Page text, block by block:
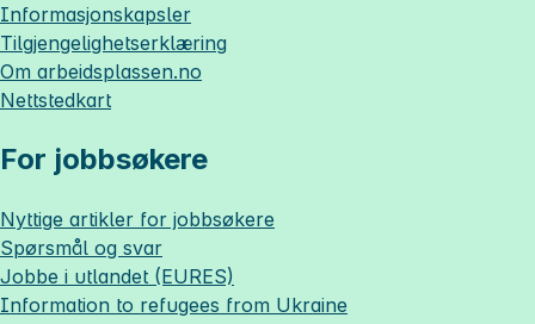
Informasjonskapsler
Tilgjengelighetserklæring
Om arbeidsplassen.no
Nettstedkart
For jobbsøkere
Nyttige artikler for jobbsøkere
Spørsmål og svar
Jobbe i utlandet (EURES)
Information to refugees from Ukraine